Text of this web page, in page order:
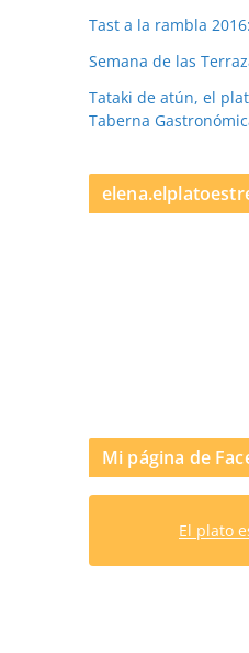
Tast a la rambla
Semana de las
Tataki de atún, el
Taberna
Mi página de
El plato